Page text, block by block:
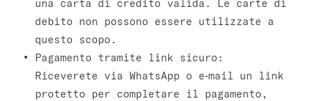
una carta di credito valida. Le carte di
debito non possono essere utilizzate a
questo scopo.
Pagamento tramite link sicuro:
Riceverete via WhatsApp o e‑mail un link
protetto per completare il pagamento,